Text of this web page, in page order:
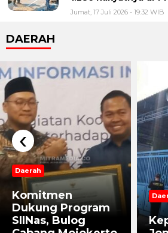
Jumat, 17 Juli 2026 - 19:32 WIB
DAERAH
Daerah
Komitmen
Dukung Program
SIINas, Bulog
‹